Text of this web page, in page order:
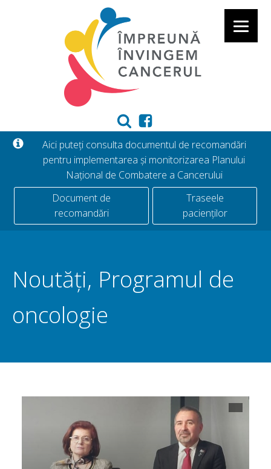
Aici puteți consulta documentul de recomandări
pentru implementarea și monitorizarea Planului
Național de Combatere a Cancerului
Document de
recomandări
Traseele
pacienților
Noutăți, Programul de
oncologie